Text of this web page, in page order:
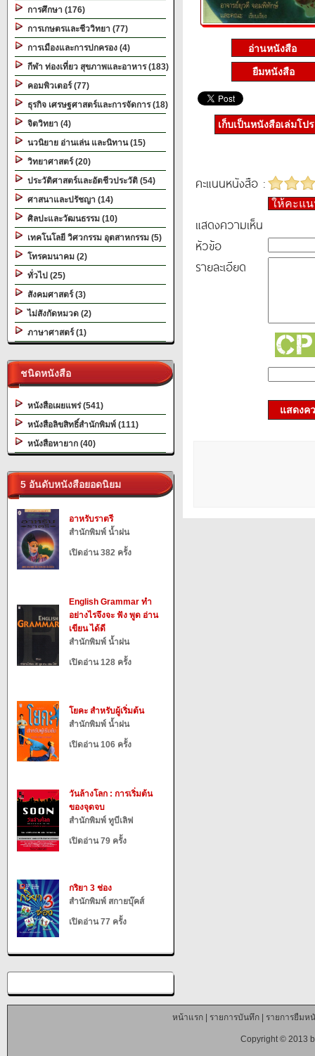
การศึกษา (176)
การเกษตรและชีววิทยา (77)
การเมืองและการปกครอง (4)
กีฬา ท่องเที่ยว สุขภาพและอาหาร (183)
คอมพิวเตอร์ (77)
ธุรกิจ เศรษฐศาสตร์และการจัดการ (18)
จิตวิทยา (4)
นวนิยาย อ่านเล่น และนิทาน (15)
วิทยาศาสตร์ (20)
ประวัติศาสตร์และอัตชีวประวัติ (54)
ศาสนาและปรัชญา (14)
ศิลปะและวัฒนธรรม (10)
เทคโนโลยี วิศวกรรม อุตสาหกรรม (5)
โทรคมนาคม (2)
ทั่วไป (25)
สังคมศาสตร์ (3)
ไม่สังกัดหมวด (2)
ภาษาศาสตร์ (1)
ชนิดหนังสือ
หนังสือเผยแพร่ (541)
หนังสือลิขสิทธิ์สำนักพิมพ์ (111)
หนังสือหายาก (40)
5 อันดับหนังสือยอดนิยม
อาหรับราตรี
สำนักพิมพ์ น้ำฝน
เปิดอ่าน 382 ครั้ง
English Grammar ทำ
อย่างไรจึงจะ ฟัง พูด อ่าน
เขียน ได้ดี
สำนักพิมพ์ น้ำฝน
เปิดอ่าน 128 ครั้ง
โยคะ สำหรับผู้เริ่มต้น
สำนักพิมพ์ น้ำฝน
เปิดอ่าน 106 ครั้ง
วันล้างโลก : การเริ่มต้น
ของจุดจบ
สำนักพิมพ์ ทูบีเลิฟ
เปิดอ่าน 79 ครั้ง
กริยา 3 ช่อง
สำนักพิมพ์ สกายบุ๊คส์
เปิดอ่าน 77 ครั้ง
ยืมหนังสือ
เก็บเป็นหนังสือเล่มโป
คะแนนหนังสือ :
ให้คะแ
แสดงความเห็น
หัวข้อ
รายละเอียด
แสดงค
หน้าแรก| รายการบันทึก| รายการยืมห
Copyright © 2013